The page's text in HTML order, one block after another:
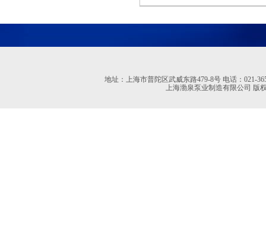
地址：上海市普陀区武威东路479-8号 电话：021-
上海渤泉泵业制造有限公司 版